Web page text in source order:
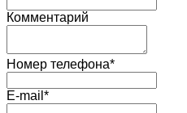
Комментарий
Номер телефона*
E-mail*